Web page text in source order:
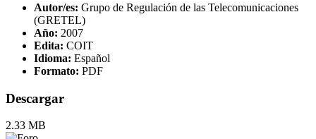
Autor/es: Grupo de Regulación de las Telecomunicaciones
(GRETEL)
Año: 2007
Edita: COIT
Idioma: Español
Formato: PDF
Descargar
2.33 MB